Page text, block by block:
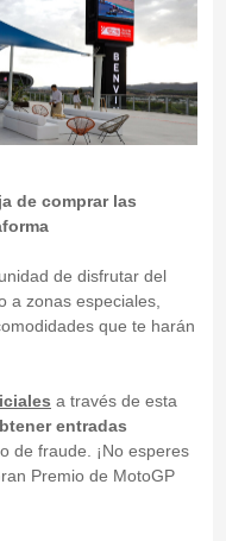
de comprar las
de disfrutar del
a zonas especiales,
que te harán
a través de esta
entradas
de fraude. ¡No esperes
Premio de MotoGP